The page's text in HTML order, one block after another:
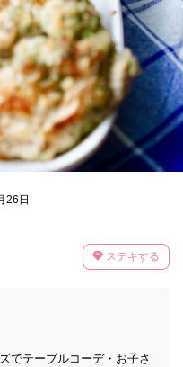
26日
ステキする
でテーブルコーデ・お子さ